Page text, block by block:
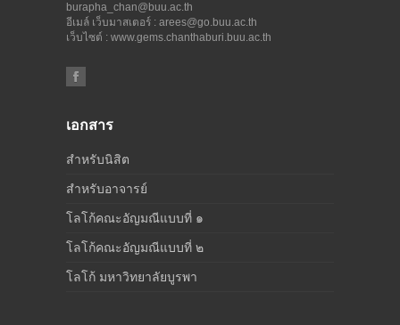
burapha_chan@buu.ac.th
อีเมล์ เว็บมาสเตอร์ : arees@go.buu.ac.th
เว็บไซต์ : www.gems.chanthaburi.buu.ac.th
เอกสาร
สำหรับนิสิต
สำหรับอาจารย์
โลโก้คณะอัญมณีแบบที่ ๑
โลโก้คณะอัญมณีแบบที่ ๒
โลโก้ มหาวิทยาลัยบูรพา